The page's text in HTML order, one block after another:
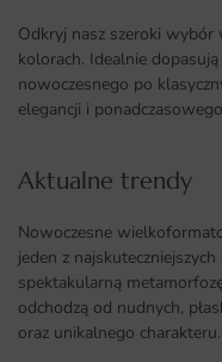
Odkryj nasz szeroki
kolorach. Idealnie
nowoczesnego po
elegancji i
Aktualne trendy​
Nowoczesne
jeden z
spektakularną
odchodzą od nudnych,
oraz unikalnego charakteru.